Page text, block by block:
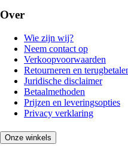
Over
Wie zijn wij?
Neem contact op
Verkoopvoorwaarden
Retourneren en
Juridische disclaimer
Betaalmethoden
Prijzen en leveringsopties
Privacy verklaring
Onze winkels